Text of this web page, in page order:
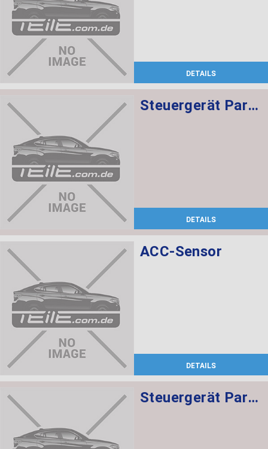
DETAILS
Steuergerät Park Distance Control
DETAILS
ACC-Sensor
DETAILS
Steuergerät Parkassistent